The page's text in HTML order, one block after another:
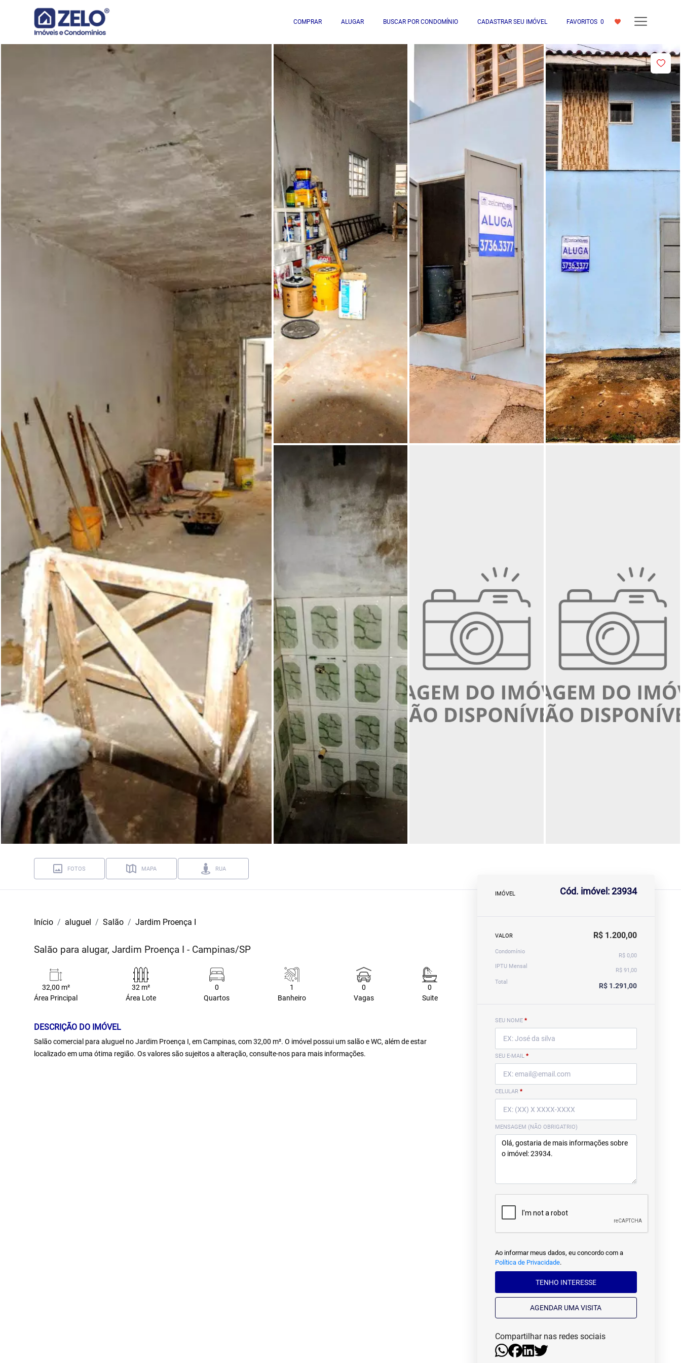
COMPRAR ALUGAR BUSCAR POR CONDOMÍNIO CADASTRAR SEU IMÓVEL FAVORITOS 0
FOTOS MAPA RUA
Início aluguel Salão Jardim Proença I
Salão para alugar, Jardim Proença I - Campinas/SP
32,00 m²
Área Principal
32 m²
Área Lote
0
Quartos
1
Banheiro
0
Vagas
0
Suite
DESCRIÇÃO DO IMÓVEL
Salão comercial para aluguel no Jardim Proença I, em Campinas, com 32,00 m². O imóvel possui um salão e WC, além de estar
localizado em uma ótima região. Os valores são sujeitos a alteração, consulte-nos para mais informações.
IMÓVEL Cód. imóvel: 23934
VALOR R$ 1.200,00
Condomínio
R$ 0,00
IPTU Mensal
R$ 91,00
Total
R$ 1.291,00
SEU NOME *
SEU E-MAIL *
CELULAR *
MENSAGEM (NÃO OBRIGATRIO)
Ao informar meus dados, eu concordo com a
Política de Privacidade.
TENHO INTERESSE
AGENDAR UMA VISITA
Compartilhar nas redes sociais